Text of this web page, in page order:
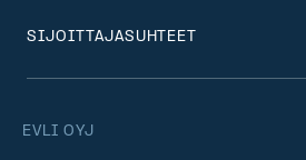
EVLI OYJ
SIJOITTAJASUHTEET